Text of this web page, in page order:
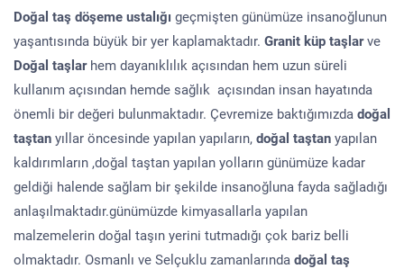
Doğal taş döşeme ustalığı geçmişten günümüze insanoğlunun
yaşantısında büyük bir yer kaplamaktadır. Granit küp taşlarve
Doğal taşlar hem dayanıklılık açısından hem uzun süreli
kullanım açısından hemde sağlık açısından insan hayatında
önemli bir değeri bulunmaktadır. Çevremize baktığımızda doğal
taştan yıllar öncesinde yapılan yapıların, doğal taştan yapılan
kaldırımların ,doğal taştan yapılan yolların günümüze kadar
geldiği halende sağlam bir şekilde insanoğluna fayda sağladığı
anlaşılmaktadır.günümüzde kimyasallarla yapılan
malzemelerin doğal taşın yerini tutmadığı çok bariz belli
olmaktadır. Osmanlı ve Selçuklu zamanlarında doğal taş